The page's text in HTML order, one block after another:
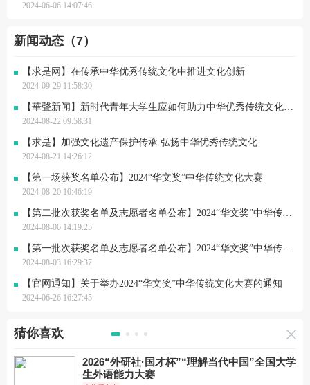
2024-06-06 14:07:46
新闻动态（7）
【求是网】在传承中华优秀传统文化中推进文化创新
2024-09-29 11:58:30
【華聲新闻】新时代青年大学生应如何助力中华优秀传统文化的“传”与“承”
2024-08-22 09:58:31
【求是】加强文化遗产保护传承 弘扬中华优秀传统文化
2024-08-21 14:26:12
【第一场获奖名单公布】2024“华文奖”中华传统文化大赛
2024-08-20 10:46:19
【第二批次获奖名单及志愿者名单公布】2024“华文奖”中华传统文化大赛-党史知识竞答赛道
2024-08-06 14:19:25
【第一批次获奖名单及志愿者名单公布】2024“华文奖”中华传统文化大赛-党史知识竞答赛道
2024-08-03 16:29:37
【官网通知】关于举办2024“华文奖”中华传统文化大赛的通知
2024-06-26 16:27:45
猜你喜欢
2026“外研社·国才杯”“理解当代中国”全国大学
生外语能力大赛